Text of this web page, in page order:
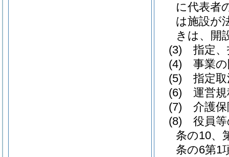
に代表者
は施設が
きは、開
(3)
指定
(4)
事業
(5)
指定
(6)
運営
(7)
介護
(8)
役員
条の10、
条の6第1